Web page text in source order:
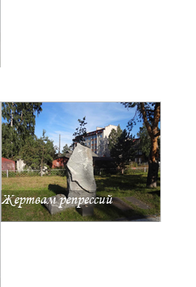
Жертвам репрессий